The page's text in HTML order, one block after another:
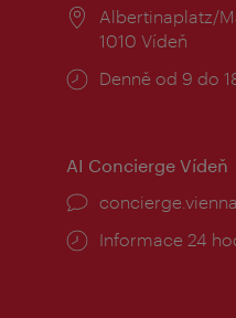
Místo:
Albertinaplatz/
1010 Vídeň
Provozní
Denně od 9 do
AI Concierge Vídeň
Informace 24